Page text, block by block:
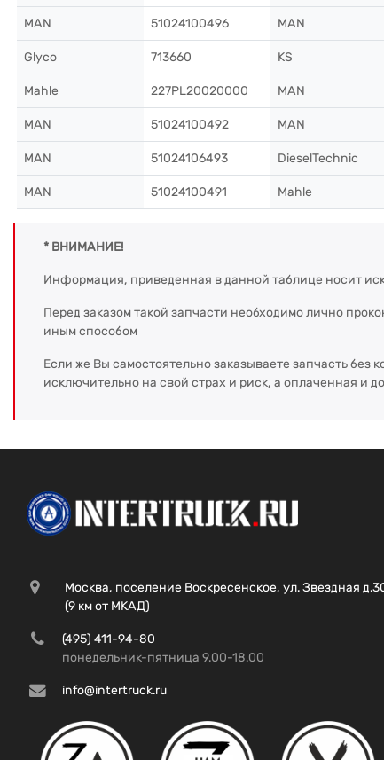
MAN 51024100496 MAN
Glyco 713660 KS
Mahle 227PL20020000 MAN
MAN 51024100492 MAN
MAN 51024106493 DieselTechnic
MAN 51024100491 Mahle
* ВНИМАНИЕ!
Информация, приведенная в данной таблице носит
Перед заказом такой запчасти необходимо лично
иным способом
Если же Вы самостоятельно заказываете запчасть без
исключительно на свой страх и риск, а оплаченная и
Москва, поселение Воскресенское, ул. Звездная
(9 км от МКАД)
(495) 411-94-80
понедельник-пятница 9.00-18.00
info@intertruck.ru